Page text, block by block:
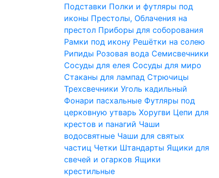
Подставки Полки и футляры под
иконы Престолы, Облачения на
престол Приборы для соборования
Рамки под икону Решётки на солею
Рипиды Розовая вода Семисвечники
Сосуды для елея Сосуды для миро
Стаканы для лампад Стрючицы
Трехсвечники Уголь кадильный
Фонари пасхальные Футляры под
церковную утварь Хоругви Цепи для
крестов и панагий Чаши
водосвятные Чаши для святых
частиц Четки Штандарты Ящики для
свечей и огарков Ящики
крестильные